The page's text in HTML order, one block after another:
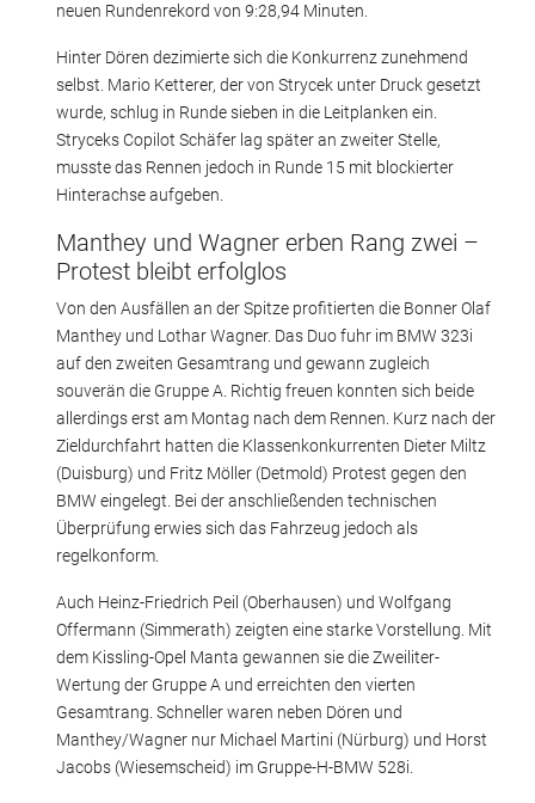
neuen Rundenrekord von 9:28,94 Minuten.
Hinter Dören dezimierte sich die Konkurrenz zunehmend
selbst. Mario Ketterer, der von Strycek unter Druck gesetzt
wurde, schlug in Runde sieben in die Leitplanken ein.
Stryceks Copilot Schäfer lag später an zweiter Stelle,
musste das Rennen jedoch in Runde 15 mit blockierter
Hinterachse aufgeben.
Manthey und Wagner erben Rang zwei –
Protest bleibt erfolglos
Von den Ausfällen an der Spitze profitierten die Bonner Olaf
Manthey und Lothar Wagner. Das Duo fuhr im BMW 323i
auf den zweiten Gesamtrang und gewann zugleich
souverän die Gruppe A. Richtig freuen konnten sich beide
allerdings erst am Montag nach dem Rennen. Kurz nach der
Zieldurchfahrt hatten die Klassenkonkurrenten Dieter Miltz
(Duisburg) und Fritz Möller (Detmold) Protest gegen den
BMW eingelegt. Bei der anschließenden technischen
Überprüfung erwies sich das Fahrzeug jedoch als
regelkonform.
Auch Heinz-Friedrich Peil (Oberhausen) und Wolfgang
Offermann (Simmerath) zeigten eine starke Vorstellung. Mit
dem Kissling-Opel Manta gewannen sie die Zweiliter-
Wertung der Gruppe A und erreichten den vierten
Gesamtrang. Schneller waren neben Dören und
Manthey/Wagner nur Michael Martini (Nürburg) und Horst
Jacobs (Wiesemscheid) im Gruppe-H-BMW 528i.